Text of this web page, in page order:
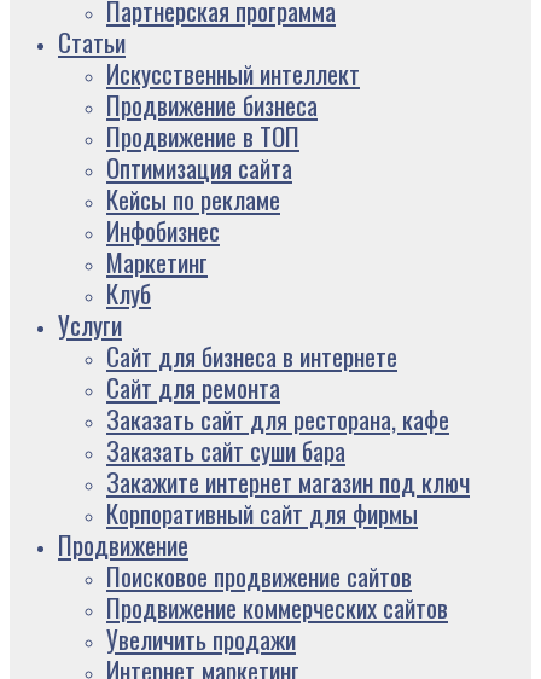
Партнерская программа
Статьи
Искусственный интеллект
Продвижение бизнеса
Продвижение в ТОП
Оптимизация сайта
Кейсы по рекламе
Инфобизнес
Маркетинг
Клуб
Услуги
Сайт для бизнеса в интернете
Сайт для ремонта
Заказать сайт для ресторана, кафе
Заказать сайт суши бара
Закажите интернет магазин под ключ
Корпоративный сайт для фирмы
Продвижение
Поисковое продвижение сайтов
Продвижение коммерческих сайтов
Увеличить продажи
Интернет маркетинг